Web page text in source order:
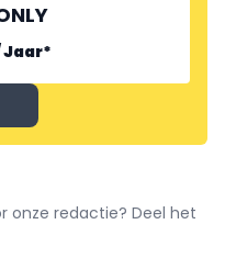
Jaar*
onze redactie? Deel het